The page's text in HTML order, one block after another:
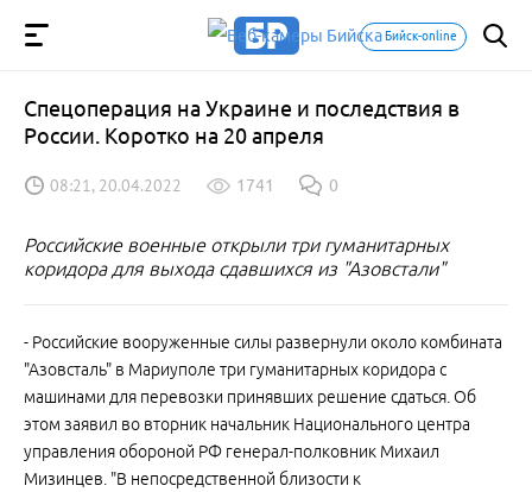
Бийск-online
Спецоперация на Украине и последствия в
России. Коротко на 20 апреля
08:21, 20.04.2022 1741 0
Российские военные открыли три гуманитарных
коридора для выхода сдавшихся из "Азовстали"
- Российские вооруженные силы развернули около комбината
"Азовсталь" в Мариуполе три гуманитарных коридора с
машинами для перевозки принявших решение сдаться. Об
этом заявил во вторник начальник Национального центра
управления обороной РФ генерал-полковник Михаил
Мизинцев. "В непосредственной близости к